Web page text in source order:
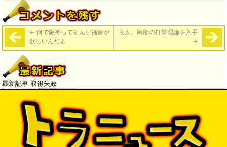
← 何で阪神ってそんな福留が
欲しいんだよ
良太、阿部の打撃理論を入手
→
最新記事 取得失敗